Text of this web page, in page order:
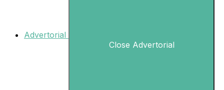
Advertorial
Close Advertorial